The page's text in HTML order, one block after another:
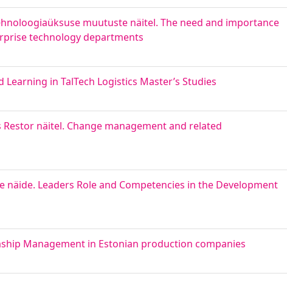
muutuste näitel. The need and importance
technology departments
in TalTech Logistics Master’s Studies
näitel. Change management and related
Leaders Role and Competencies in the Development
Management in Estonian production companies